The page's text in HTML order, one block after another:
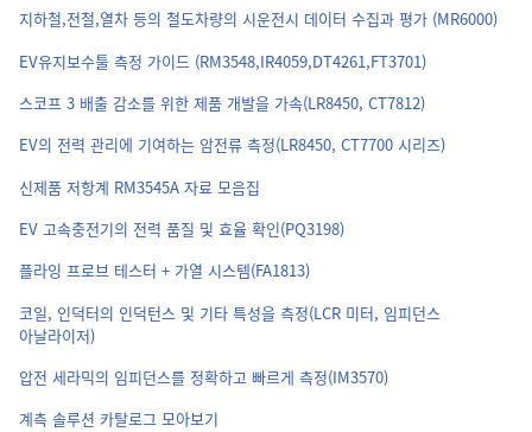
지하철,전철,열차 등의 철도차량의 시운전시 데이터 수집과 평가 (MR6000)
EV유지보수툴 측정 가이드 (RM3548,IR4059,DT4261,FT3701)
스코프 3 배출 감소를 위한 제품 개발을 가속(LR8450, CT7812)
EV의 전력 관리에 기여하는 암전류 측정(LR8450, CT7700 시리즈)
신제품 저항계 RM3545A 자료 모음집
EV 고속충전기의 전력 품질 및 효율 확인(PQ3198)
플라잉 프로브 테스터 + 가열 시스템(FA1813)
코일, 인덕터의 인덕턴스 및 기타 특성을 측정(LCR 미터, 임피던스
아날라이저)
압전 세라믹의 임피던스를 정확하고 빠르게 측정(IM3570)
계측 솔루션 카탈로그 모아보기